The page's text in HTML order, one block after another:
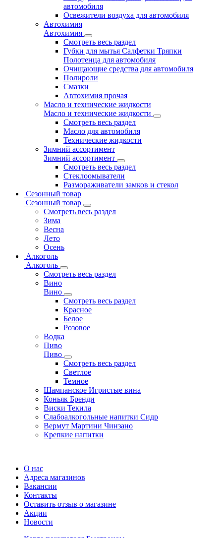
автомобиля
Освежители воздуха для автомобиля
Автохимия
Автохимия
Смотреть весь раздел
Губки для мытья Салфетки Тряпки
Полотенца для автомобиля
Очищающие средства для автомобиля
Полироли
Смазки
Автохимия прочая
Масло и технические жидкости
Масло и технические жидкости
Смотреть весь раздел
Масло для автомобиля
Технические жидкости
Зимний ассортимент
Зимний ассортимент
Смотреть весь раздел
Стеклоомыватели
Размораживатели замков и стекол
Сезонный товар
Сезонный товар
Смотреть весь раздел
Зима
Весна
Лето
Осень
Алкоголь
Алкоголь
Смотреть весь раздел
Вино
Вино
Смотреть весь раздел
Красное
Белое
Розовое
Водка
Пиво
Пиво
Смотреть весь раздел
Cветлое
Темное
Шампанское Игристые вина
Коньяк Бренди
Виски Текила
Слабоалкогольные напитки Сидр
Вермут Мартини Чинзано
Крепкие напитки
О нас
Адреса магазинов
Вакансии
Контакты
Оставить отзыв о магазине
Акции
Новости